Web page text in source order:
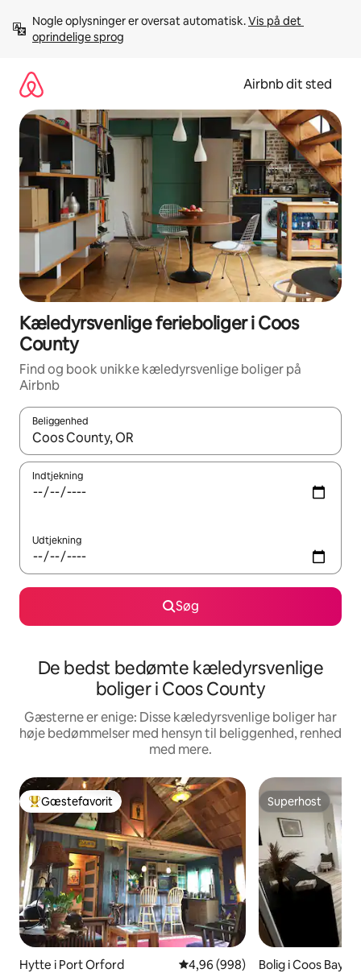
videre
Nogle oplysninger er oversat automatisk. Vis på det
oprindelige sprog
Airbnb dit sted
Kæledyrsvenlige ferieboliger i Coos
County
Find og book unikke kæledyrsvenlige boliger på
Airbnb
Beliggenhed
Når resultaterne er tilgængelige, skal du navigere med
Indtjekning
Udtjekning
Søg
De bedst bedømte kæledyrsvenlige
boliger i Coos County
Gæsterne er enige: Disse kæledyrsvenlige boliger har
høje bedømmelser med hensyn til beliggenhed, renhed
med mere.
Bedste gæstefavorit
Gæstefavorit
Hytte i Port Orford 4,96 ud af 5 i gennemsnitlig
4,96 (998)
Superhost
Superhost
Bolig i Coos Bay